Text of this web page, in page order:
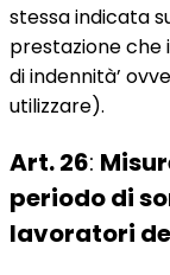
stessa indicata
prestazione che
di indennità’
utilizzare).
Art. 26:
periodo di
lavoratori